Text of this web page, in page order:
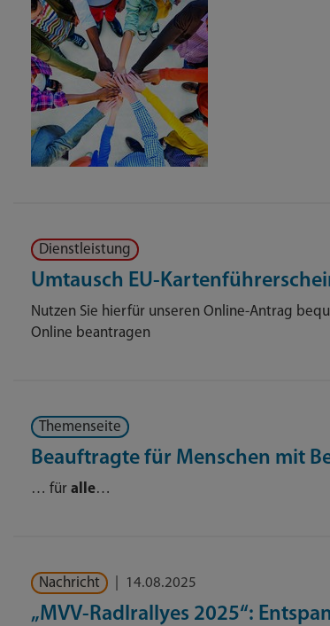
Dienstleistung
Umtausch EU-
Nutzen Sie hierfür unseren Online-Antrag
Online beantragen
Themenseite
Beauftragte für Menschen mit
… für alle…
Nachricht 14.08.2025
„MVV-Radlrallyes 2025“: